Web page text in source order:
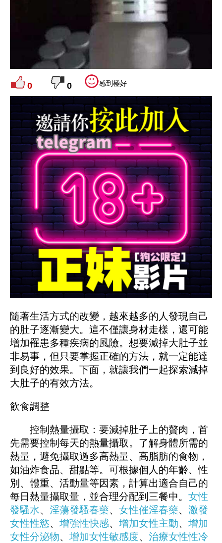
0 0 感到極好
隨著生活方式的改變，越來越多的人發現自己
的肚子逐漸變大。這不僅讓身材走樣，還可能
增加罹患多種疾病的風險。想要減掉大肚子並
非易事，但只要掌握正確的方法，就一定能達
到良好的效果。下面，就讓我們一起探索減掉
大肚子的有效方法。
飲食調整
控制熱量攝取：要減掉肚子上的贅肉，首
先需要控制每天的熱量攝取。了解身體所需的
熱量，避免攝取過多高熱量、高脂肪的食物，
如油炸食品、甜點等。可根據個人的年齡、性
別、體重、活動量等因素，計算出適合自己的
每日熱量攝取量，並合理分配到三餐中。 女性
發騷水、 淫蕩發騷春藥、 女性催淫春藥、 激發
女性性慾、 增強性快感、 增加女性主動、 增加
女性分泌物、 增加女性敏感度、 治療女性性冷